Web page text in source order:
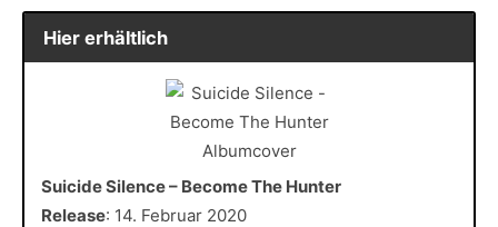
Hier erhältlich
Suicide Silence – Become The Hunter
Release: 14. Februar 2020